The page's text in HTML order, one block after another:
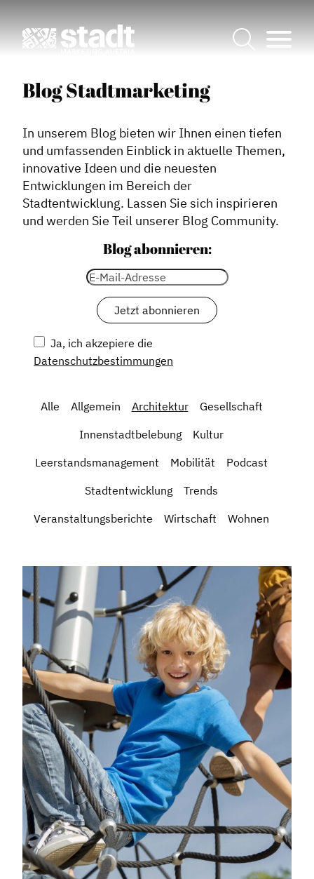
Blog Stadtmarketing
In unserem Blog bieten wir Ihnen einen tiefen
und umfassenden Einblick in aktuelle Themen,
innovative Ideen und die neuesten
Entwicklungen im Bereich der
Stadtentwicklung. Lassen Sie sich inspirieren
und werden Sie Teil unserer Blog Community.
Blog abonnieren:
Ja, ich akzepiere die
Datenschutzbestimmungen
Alle Allgemein Architektur
Gesellschaft
Innenstadtbelebung
Kultur
Leerstandsmanagement
Mobilität
Podcast
Stadtentwicklung
Trends
Veranstaltungsberichte
Wirtschaft Wohnen